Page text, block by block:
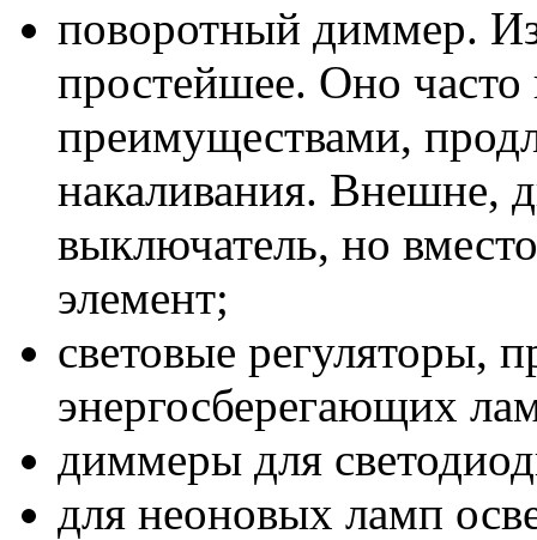
поворотный диммер. Из
простейшее. Оно часто
преимуществами,
накаливания. Внешне,
выключатель, но
элемент;
световые регуляторы,
энергосберегающих
диммеры для
для неоновых ламп